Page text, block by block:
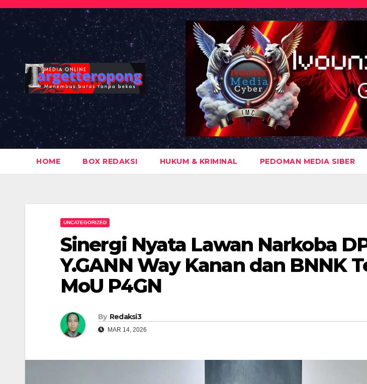
Skip
content
HOME BOX REDAKSI HUKUM & KRIMINAL PEDOMAN MEDIA SIBER
UNCATEGORIZED
Sinergi Nyata Lawan Narkoba
Y.GANN Way Kanan dan BNNK
MoU P4GN
By Redaksi3
MAR 14, 2026